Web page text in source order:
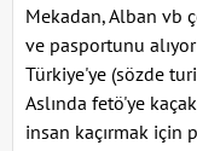
Mekadan, Alban vb
ve pasportunu
Türkiye'ye (sözde
Aslında fetö'ye
insan kaçırmak için